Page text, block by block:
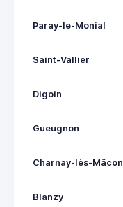
Paray-le-Monial
Saint-Vallier
Digoin
Gueugnon
Charnay-lès-Mâcon
Blanzy